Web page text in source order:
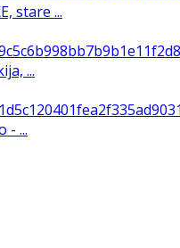
stare ...
...
- ...